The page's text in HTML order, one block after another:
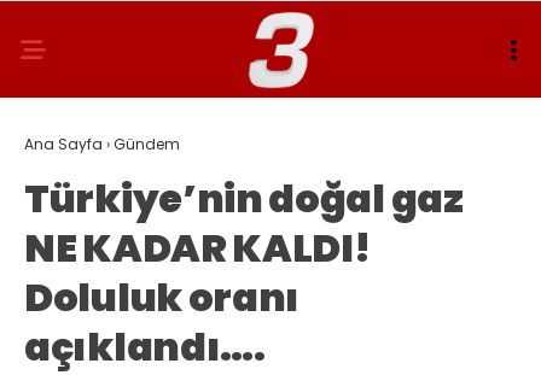
Ana Sayfa ›Gündem
Türkiye’nin doğal gaz
NE KADAR KALDI!
Doluluk oranı
açıklandı….